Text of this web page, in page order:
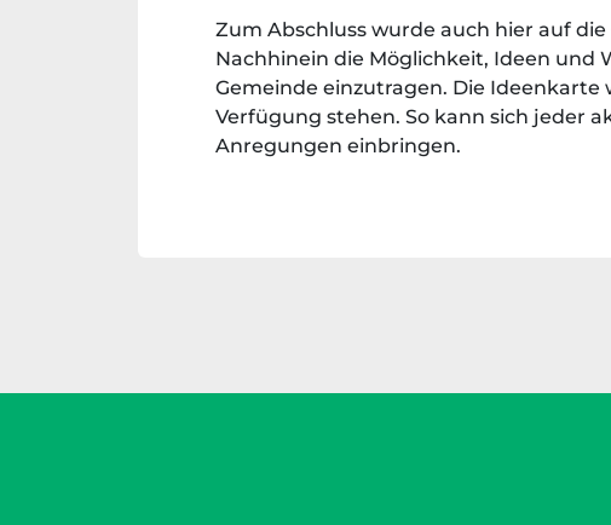
Zum Abschluss wurde auch hier auf
Nachhinein die Möglichkeit, Ideen und
Gemeinde einzutragen. Die
Verfügung stehen. So kann sich jeder
Anregungen einbringen.